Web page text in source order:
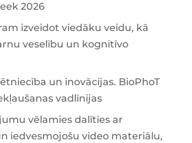
2026
izveidot viedāku veidu, kā
veselību un kognitīvo
un inovācijas. BioPhoT
vadlīnijas
vēlamies dalīties ar
iedvesmojošu video materiālu,